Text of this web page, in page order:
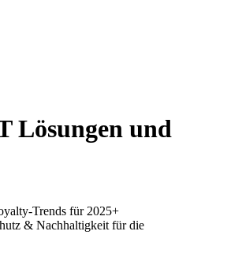
Lösungen und
Trends für 2025+
& Nachhaltigkeit für die